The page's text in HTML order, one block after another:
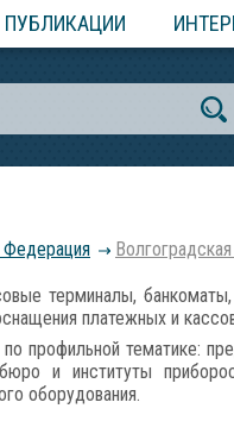
ПУБЛИКАЦИИ
Федерация
терминалы, банкоматы,
платежных и
тематике:
и институты
оборудования.